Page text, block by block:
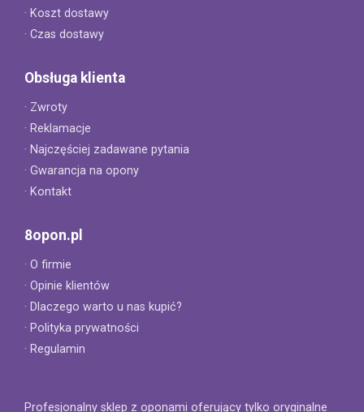
· Koszt dostawy
· Czas dostawy
Obsługa klienta
· Zwroty
· Reklamacje
· Najczęściej zadawane pytania
· Gwarancja na opony
· Kontakt
8opon.pl
· O firmie
· Opinie klientów
· Dlaczego warto u nas kupić?
· Polityka prywatności
· Regulamin
Profesjonalny sklep z oponami oferujący tylko oryginalne